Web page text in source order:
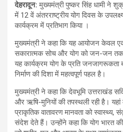
देहरादून: मुख्यमंत्री पुष्कर सिंह धामी ने
में 12 वें अंतरराष्ट्रीय योग दिवस के
कार्यक्रम में प्रतिभाग किया ।
मुख्यमंत्री ने कहा कि यह आयोजन केवल
सकारात्मक सोच और योग को जन-जन
यह कार्यक्रम योग के प्रति
निर्माण की दिशा में महत्वपूर्ण पहल है।
मुख्यमंत्री ने कहा कि देवभूमि उत्तराखंड
और ऋषि-मुनियों की तपस्थली रही है। यहां
प्राकृतिक वातावरण मानवता को
संदेश देते हैं। उन्होंने कहा कि योग भारत